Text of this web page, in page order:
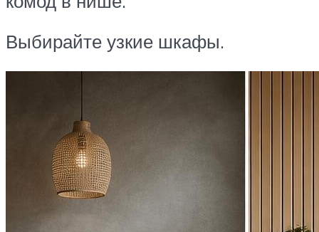
Выбирайте узкие шкафы.